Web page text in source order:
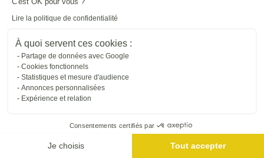
Lire la politique de confidentialité
À quoi servent ces cookies :
Partage de données avec Google
Cookies fonctionnels
Statistiques et mesure d'audience
Annonces personnalisées
Expérience et relation
Consentements certifiés par
Je choisis Tout accepter
Crédits Agence de communication
Plan du site
Gestion des cookies